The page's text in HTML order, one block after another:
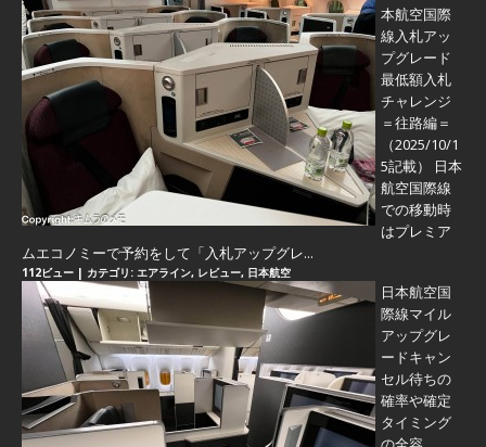
本航空国際
線入札アッ
プグレード
最低額入札
チャレンジ
＝往路編＝
（2025/10/1
5記載） 日本
航空国際線
での移動時
はプレミア
ムエコノミーで予約をして「入札アップグレ...
112ビュー | カテゴリ: エアライン, レビュー, 日本航空
日本航空国
際線マイル
アップグレ
ードキャン
セル待ちの
確率や確定
タイミング